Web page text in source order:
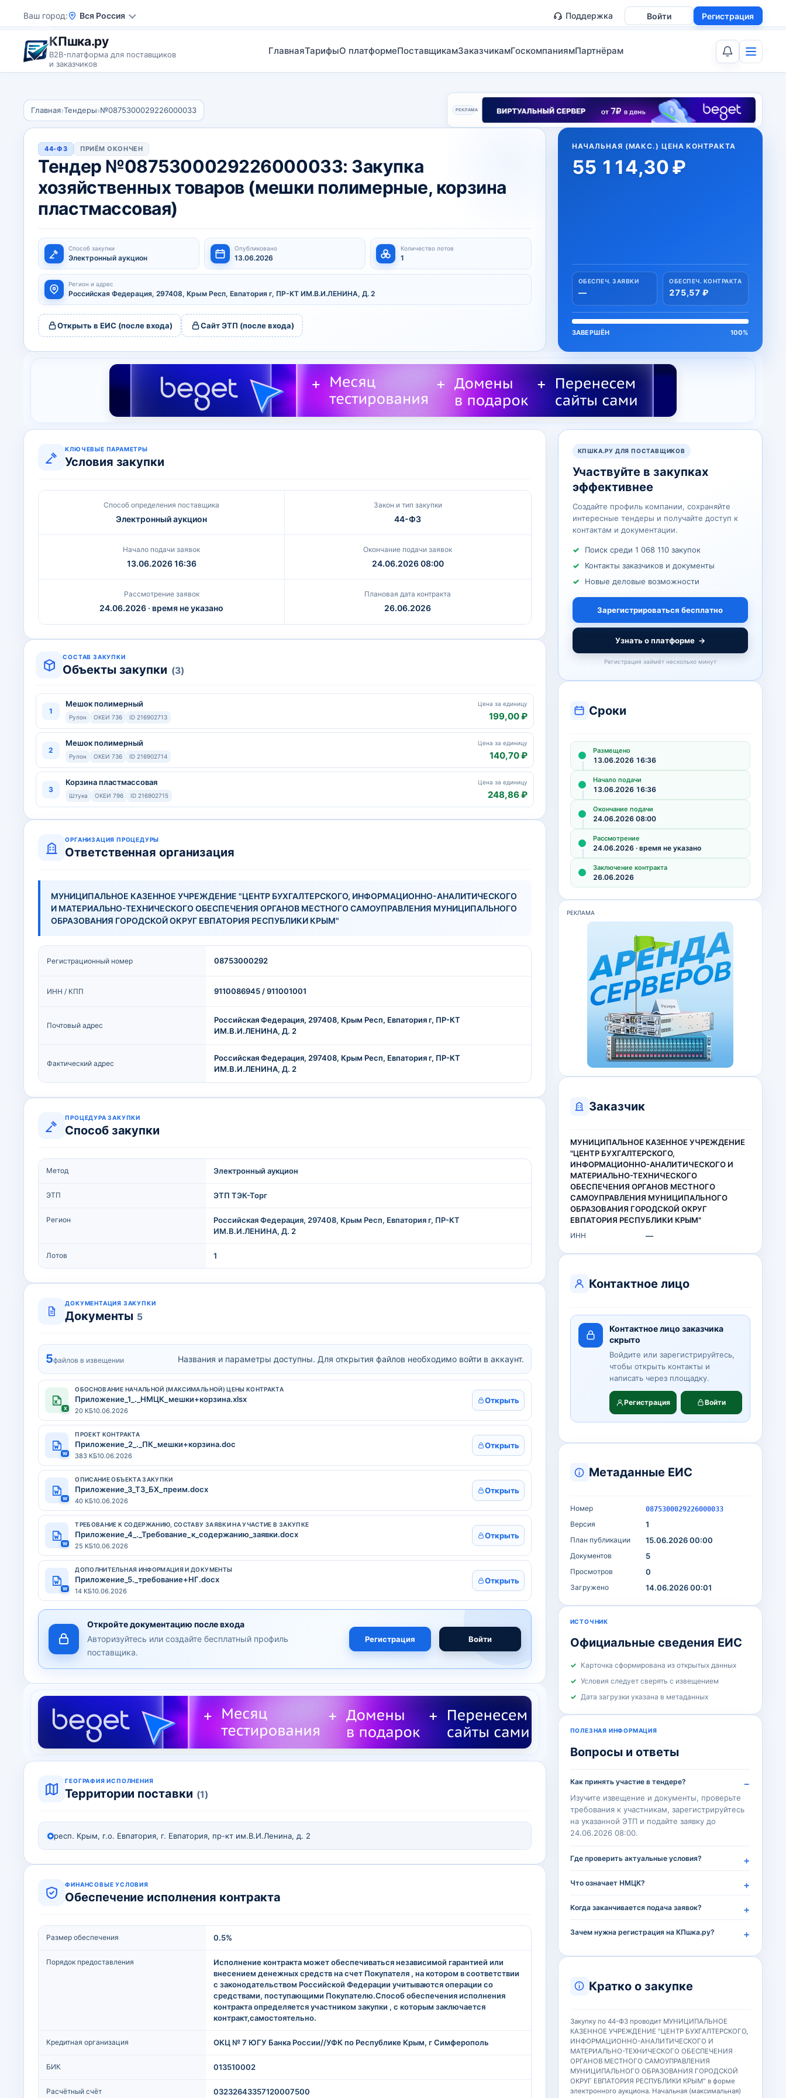
Ваш город Вся Россия Войти Регистрация
Поддержка
КПшка.ру
B2B-платформа для поставщиков
и заказчиков
ГлавнаяТарифыО платформеПоставщикамЗаказчикамГоскомпаниямПартнёрам
Главная›Тендеры›№0875300029226000033 РЕКЛАМА
44-ФЗ ПРИЁМ ОКОНЧЕН
Тендер №0875300029226000033: Закупка
хозяйственных товаров (мешки полимерные, корзина
пластмассовая)
Способ закупки
Электронный аукцион
Опубликовано
13.06.2026
Количество лотов
1
Регион и адрес
Российская Федерация, 297408, Крым Респ, Евпатория г, ПР-КТ ИМ.В.И.ЛЕНИНА, Д. 2
Открыть в ЕИС (после входа) Сайт ЭТП (после входа)
НАЧАЛЬНАЯ (МАКС.) ЦЕНА КОНТРАКТА
55 114,30 ₽
ОБЕСПЕЧ. ЗАЯВКИ
—
ОБЕСПЕЧ. КОНТРАКТА
275,57 ₽
ЗАВЕРШЁН 100%
КЛЮЧЕВЫЕ ПАРАМЕТРЫ
Условия закупки
Способ определения поставщика
Электронный аукцион
Закон и тип закупки
44-ФЗ
Начало подачи заявок
13.06.2026 16:36
Окончание подачи заявок
24.06.2026 08:00
Рассмотрение заявок
24.06.2026 · время не указано
Плановая дата контракта
26.06.2026
СОСТАВ ЗАКУПКИ
Объекты закупки (3)
1
Мешок полимерный
Рулон ОКЕИ 736 ID 216902713
Цена за единицу
199,00 ₽
2
Мешок полимерный
Рулон ОКЕИ 736 ID 216902714
Цена за единицу
140,70 ₽
3
Корзина пластмассовая
Штука ОКЕИ 796 ID 216902715
Цена за единицу
248,86 ₽
ОРГАНИЗАЦИЯ ПРОЦЕДУРЫ
Ответственная организация
МУНИЦИПАЛЬНОЕ КАЗЕННОЕ УЧРЕЖДЕНИЕ "ЦЕНТР БУХГАЛТЕРСКОГО, ИНФОРМАЦИОННО-АНАЛИТИЧЕСКОГО
И МАТЕРИАЛЬНО-ТЕХНИЧЕСКОГО ОБЕСПЕЧЕНИЯ ОРГАНОВ МЕСТНОГО САМОУПРАВЛЕНИЯ МУНИЦИПАЛЬНОГО
ОБРАЗОВАНИЯ ГОРОДСКОЙ ОКРУГ ЕВПАТОРИЯ РЕСПУБЛИКИ КРЫМ"
Регистрационный номер 08753000292
ИНН / КПП 9110086945 / 911001001
Почтовый адрес
Российская Федерация, 297408, Крым Респ, Евпатория г, ПР-КТ
ИМ.В.И.ЛЕНИНА, Д. 2
Фактический адрес
Российская Федерация, 297408, Крым Респ, Евпатория г, ПР-КТ
ИМ.В.И.ЛЕНИНА, Д. 2
ПРОЦЕДУРА ЗАКУПКИ
Способ закупки
Метод Электронный аукцион
ЭТП ЭТП ТЭК-Торг
Регион
Российская Федерация, 297408, Крым Респ, Евпатория г, ПР-КТ
ИМ.В.И.ЛЕНИНА, Д. 2
Лотов 1
ДОКУМЕНТАЦИЯ ЗАКУПКИ
Документы 5
5файлов в извещении Названия и параметры доступны. Для открытия файлов необходимо войти в аккаунт.
X
ОБОСНОВАНИЕ НАЧАЛЬНОЙ (МАКСИМАЛЬНОЙ) ЦЕНЫ КОНТРАКТА
Приложение_1_._НМЦК_мешки+корзина.xlsx
20 КБ10.06.2026
Открыть
W
ПРОЕКТ КОНТРАКТА
Приложение_2_._ПК_мешки+корзина.doc
383 КБ10.06.2026
Открыть
W
ОПИСАНИЕ ОБЪЕКТА ЗАКУПКИ
Приложение_3_ТЗ_БХ_преим.docx
40 КБ10.06.2026
Открыть
W
ТРЕБОВАНИЕ К СОДЕРЖАНИЮ, СОСТАВУ ЗАЯВКИ НА УЧАСТИЕ В ЗАКУПКЕ
Приложение_4_._Требование_к_содержанию_заявки.docx
25 КБ10.06.2026
Открыть
W
ДОПОЛНИТЕЛЬНАЯ ИНФОРМАЦИЯ И ДОКУМЕНТЫ
Приложение_5._требование+НГ.docx
14 КБ10.06.2026
Открыть
Откройте документацию после входа
Авторизуйтесь или создайте бесплатный профиль
поставщика.
Регистрация Войти
ГЕОГРАФИЯ ИСПОЛНЕНИЯ
Территории поставки (1)
респ. Крым, г.о. Евпатория, г. Евпатория, пр-кт им.В.И.Ленина, д. 2
ФИНАНСОВЫЕ УСЛОВИЯ
Обеспечение исполнения контракта
Размер обеспечения 0.5%
Порядок предоставления
Исполнение контракта может обеспечиваться независимой гарантией или
внесением денежных средств на счет Покупателя , на котором в соответствии
с законодательством Российской Федерации учитываются операции со
средствами, поступающими Покупателю.Способ обеспечения исполнения
контракта определяется участником закупки , с которым заключается
контракт,самостоятельно.
Кредитная организация ОКЦ № 7 ЮГУ Банка России//УФК по Республике Крым, г Симферополь
БИК 013510002
Расчётный счёт 03232643357120007500
КПШКА.РУ ДЛЯ ПОСТАВЩИКОВ
Участвуйте в закупках
эффективнее
Создайте профиль компании, сохраняйте
интересные тендеры и получайте доступ к
контактам и документации.
Поиск среди 1 068 110 закупок
Контакты заказчиков и документы
Новые деловые возможности
Зарегистрироваться бесплатно
Узнать о платформе →
Регистрация займёт несколько минут
Сроки
Размещено
13.06.2026 16:36
Начало подачи
13.06.2026 16:36
Окончание подачи
24.06.2026 08:00
Рассмотрение
24.06.2026 · время не указано
Заключение контракта
26.06.2026
РЕКЛАМА
Заказчик
МУНИЦИПАЛЬНОЕ КАЗЕННОЕ УЧРЕЖДЕНИЕ
"ЦЕНТР БУХГАЛТЕРСКОГО,
ИНФОРМАЦИОННО-АНАЛИТИЧЕСКОГО И
МАТЕРИАЛЬНО-ТЕХНИЧЕСКОГО
ОБЕСПЕЧЕНИЯ ОРГАНОВ МЕСТНОГО
САМОУПРАВЛЕНИЯ МУНИЦИПАЛЬНОГО
ОБРАЗОВАНИЯ ГОРОДСКОЙ ОКРУГ
ЕВПАТОРИЯ РЕСПУБЛИКИ КРЫМ"
ИНН —
Контактное лицо
Контактное лицо заказчика
скрыто
Войдите или зарегистрируйтесь,
чтобы открыть контакты и
написать через площадку.
Регистрация Войти
Метаданные ЕИС
Номер 0875300029226000033
Версия 1
План публикации 15.06.2026 00:00
Документов 5
Просмотров 0
Загружено 14.06.2026 00:01
ИСТОЧНИК
Официальные сведения ЕИС
Карточка сформирована из открытых данных
Условия следует сверять с извещением
Дата загрузки указана в метаданных
ПОЛЕЗНАЯ ИНФОРМАЦИЯ
Вопросы и ответы
Как принять участие в тендере?
Изучите извещение и документы, проверьте
требования к участникам, зарегистрируйтесь
на указанной ЭТП и подайте заявку до
24.06.2026 08:00.
Где проверить актуальные условия?
Что означает НМЦК?
Когда заканчивается подача заявок?
Зачем нужна регистрация на КПшка.ру?
Кратко о закупке
Закупку по 44-ФЗ проводит МУНИЦИПАЛЬНОЕ
КАЗЕННОЕ УЧРЕЖДЕНИЕ "ЦЕНТР БУХГАЛТЕРСКОГО,
ИНФОРМАЦИОННО-АНАЛИТИЧЕСКОГО И
МАТЕРИАЛЬНО-ТЕХНИЧЕСКОГО ОБЕСПЕЧЕНИЯ
ОРГАНОВ МЕСТНОГО САМОУПРАВЛЕНИЯ
МУНИЦИПАЛЬНОГО ОБРАЗОВАНИЯ ГОРОДСКОЙ
ОКРУГ ЕВПАТОРИЯ РЕСПУБЛИКИ КРЫМ" в форме
электронного аукциона. Начальная (максимальная)